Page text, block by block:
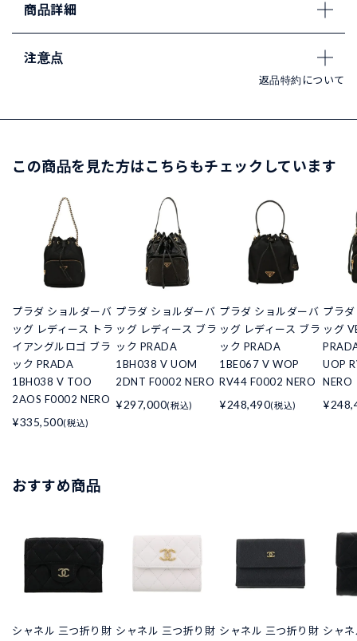
商品詳細
注意点
返品特約について
この商品を見た方はこちらもチェックしています
プラダ ショルダーバ
ッグ レディース トラ
イアングルロゴ ブラ
ック PRADA
1BH038 V TOO
2AOS F0002 NERO
¥335,500(税込)
プラダ ショルダーバ
ッグ レディース ブラ
ック PRADA
1BH038 V UOM
2DNT F0002 NERO
¥297,000(税込)
プラダ ショルダーバ
ッグ レディース ブラ
ック PRADA
1BE067 V WOP
RV44 F0002 NERO
¥248,490(税込)
プラ
ッグ
UOP
NERO
おすすめ商品
シャネル 三つ折り財 シャネル 三つ折り財 シャネル 三つ折り財 シャ